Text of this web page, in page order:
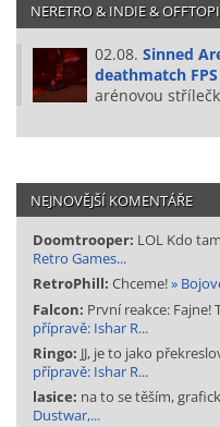
NERETRO & INDIE &
02.08. Sinned
deathmatch
arénovou
NEJNOVĚJŠÍ KOMENTÁŘE
Doomtrooper: LOL Kdo
Retro Games...
RetroPhill: Chceme!»
Falcon: První reakce: Fajne!
přípravě: Ishar R...
Ringo: JJ, je to jako
přípravě: Ishar R...
lasice: na to se těším,
Dustwar,...